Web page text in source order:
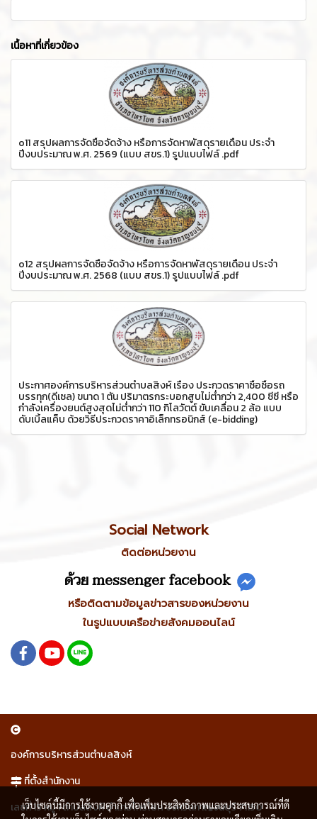
เนื้อหาที่เกี่ยวข้อง
o11 สรุปผลการจัดซื้อจัดจ้าง หรือการจัดหาพัสดุรายเดือน ประจำ
ปีงบประมาณ พ.ศ. 2569 (แบบ สขร.1) รูปแบบไฟล์ .pdf
o12 สรุปผลการจัดซื้อจัดจ้าง หรือการจัดหาพัสดุรายเดือน ประจำ
ปีงบประมาณ พ.ศ. 2568 (แบบ สขร.1) รูปแบบไฟล์ .pdf
ประกาศองค์การบริหารส่วนตำบลสิงห์ เรื่อง ประกวดราคาซื้อซื้อรถ
บรรทุก(ดีเซล) ขนาด 1 ตัน ปริมาตรกระบอกสูบไม่ต่ำกว่า 2,400 ซีซี หรือ
กำลังเครื่องยนต์สูงสุดไม่ต่ำกว่า 110 กิโลวัตต์ ขับเคลื่อน 2 ล้อ แบบ
ดับเบิ้ลแค็บ ด้วยวิธีประกวดราคาอิเล็กทรอนิกส์ (e-bidding)
Social Network
ติดต่อหน่วยงาน
ด้วย messenger facebook
หรือติดตามข้อมูลข่าวสารของหน่วยงาน
ในรูปแบบเครือข่ายสังคมออนไลน์
องค์การบริหารส่วนตำบลสิงห์
ที่ตั้งสำนักงาน
เลขที่ 15 หมู่ 1 ตำบลสิงห์ อำเภอไทรโยค จังหวัดกาญจนบุรี 71150
เว็บไซต์นี้มีการใช้งานคุกกี้ เพื่อเพิ่มประสิทธิภาพและประสบการณ์ที่ดี